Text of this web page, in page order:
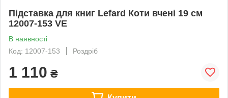
Підставка для книг Lefard Коти вчені 19 см
12007-153 VE
В наявності
Код: 12007-153
Роздріб
1 110 ₴